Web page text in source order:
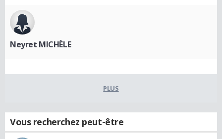
Neyret MICHÈLE
PLUS
Vous recherchez peut-être